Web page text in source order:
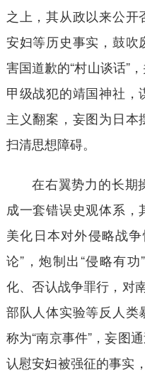
之上，其从政以来公
安妇等历史事实，鼓吹
害国道歉的“村山谈话”
甲级战犯的靖国神社，
主义翻案，妄图为日本
扫清思想障碍。
在右翼势力的长期
成一套错误史观体系，
美化日本对外侵略战
论”，炮制出“侵略有
化、否认战争罪行，对
部队人体实验等反人类
称为“南京事件”，妄图
认慰安妇被强征的事实